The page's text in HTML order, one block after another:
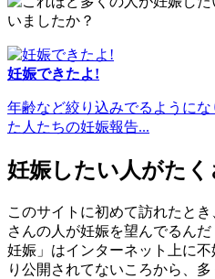
妊娠できたよ!
年齢など絞り込みでるように
た人たちの妊娠報告...
妊娠したい人がたく
このサイトに初めて訪れたと
さんの人が妊娠を望んでるん
妊娠」はインターネット上に
り公開されてないころから、